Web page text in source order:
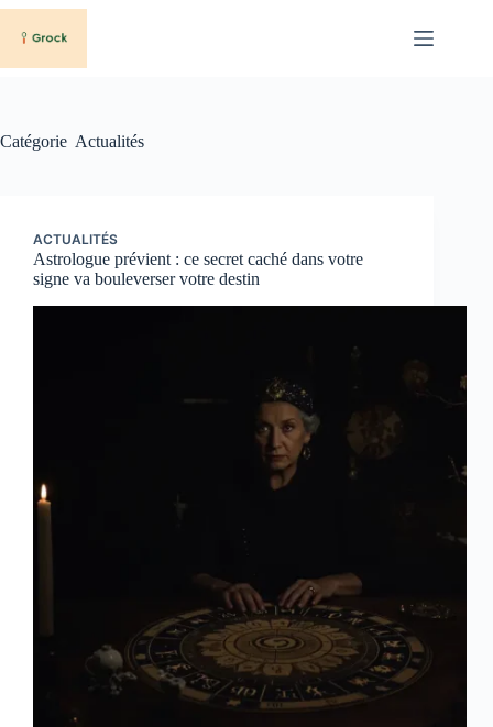
Passer
contenu
Catégorie Actualités
ACTUALITÉS
Astrologue prévient : ce secret caché dans votre
signe va bouleverser votre destin